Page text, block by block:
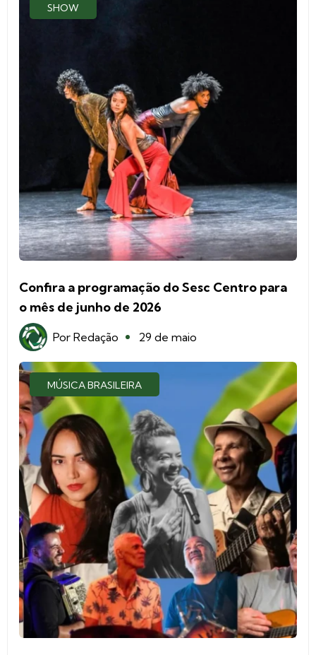
SHOW
Confira a programação do Sesc Centro para
o mês de junho de 2026
Por Redação 29 de maio
MÚSICA BRASILEIRA